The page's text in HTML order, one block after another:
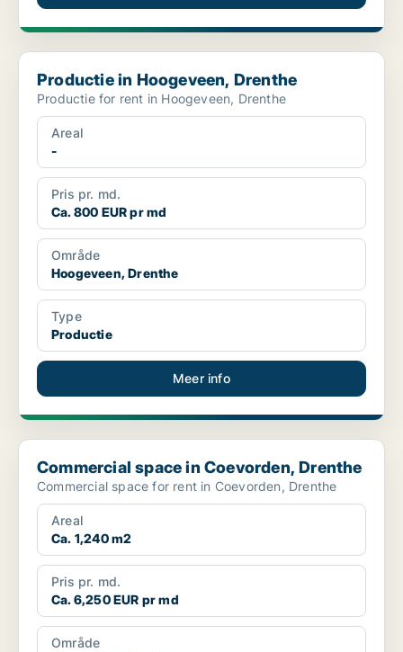
Productie in Hoogeveen, Drenthe
Productie in Hoogeveen, Drenthe
Productie for rent in Hoogeveen, Drenthe
Areal
-
Pris pr. md.
Ca. 800 EUR pr md
Område
Hoogeveen, Drenthe
Type
Productie
Meer info
Commercial space in Coevorden, Drenthe
Commercial space in Coevorden, Drenthe
Commercial space for rent in Coevorden, Drenthe
Areal
Ca. 1,240 m2
Pris pr. md.
Ca. 6,250 EUR pr md
Område